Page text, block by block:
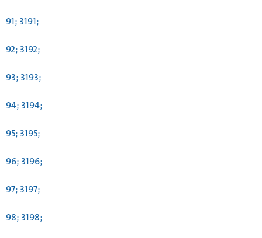
91; 3191;
92; 3192;
93; 3193;
94; 3194;
95; 3195;
96; 3196;
97; 3197;
98; 3198;